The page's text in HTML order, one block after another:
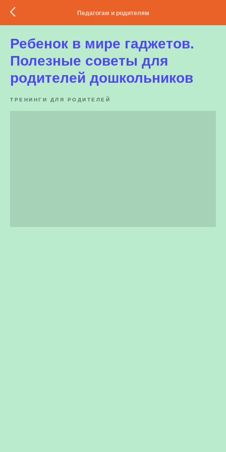
Педагогам и родителям
Ребенок в мире гаджетов.
Полезные советы для
родителей дошкольников
ТРЕНИНГИ ДЛЯ РОДИТЕЛЕЙ